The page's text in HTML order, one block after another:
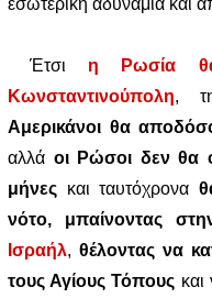
εσωτερική αδυναμία και
Έτσι η Ρωσία
Κωνσταντινούπολη,
Αμερικάνοι θα
αλλά οι Ρώσοι δεν θα
μήνες και ταυτόχρονα
νότο, μπαίνοντας
Ισραήλ,θέλοντας να
τους Αγίους Τόπους